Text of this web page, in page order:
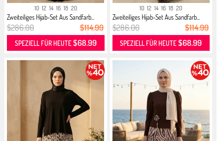
10 12 14 16 18 20
Zweiteiliges Hijab-Set Aus Sandfarb...
$286.00 $114.99
SPEZIELL FÜR HEUTE$68.99
10 12 14 16 18 20
Zweiteiliges Hijab-Set Aus Sandfarb...
$286.00 $114.99
SPEZIELL FÜR HEUTE$68.99